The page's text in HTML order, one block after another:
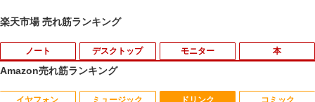
楽天市場 売れ筋ランキング
ノート デスクトップ モニター 本
Amazon売れ筋ランキング
イヤフォン ミュージック ドリンク コミック